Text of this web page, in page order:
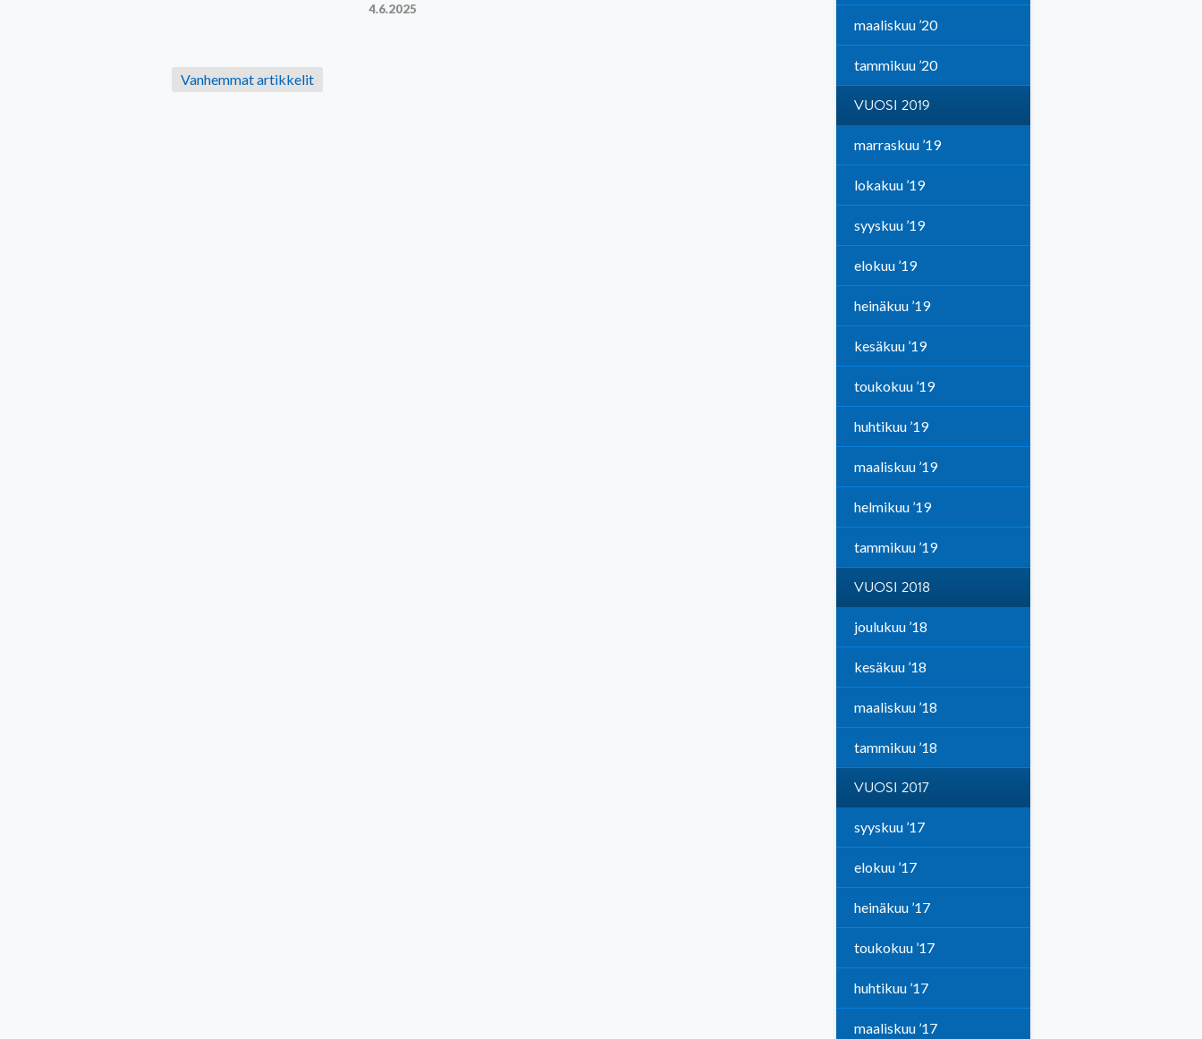
4.6.2025
Artikkelien
selaus
Vanhemmat artikkelit
maaliskuu ’20
tammikuu ’20
VUOSI 2019
marraskuu ’19
lokakuu ’19
syyskuu ’19
elokuu ’19
heinäkuu ’19
kesäkuu ’19
toukokuu ’19
huhtikuu ’19
maaliskuu ’19
helmikuu ’19
tammikuu ’19
VUOSI 2018
joulukuu ’18
kesäkuu ’18
maaliskuu ’18
tammikuu ’18
VUOSI 2017
syyskuu ’17
elokuu ’17
heinäkuu ’17
toukokuu ’17
huhtikuu ’17
maaliskuu ’17